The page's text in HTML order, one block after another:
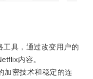
具，通过改变用户的
内容。
密技术和稳定的连